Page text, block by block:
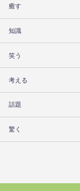
癒す
知識
笑う
考える
話題
驚く